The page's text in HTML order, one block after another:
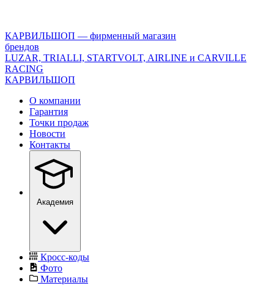
version="1.0"
encoding="utf-
8"?
>
КАРВИЛЬШОП — фирменный магазин
брендов
LUZAR, TRIALLI, STARTVOLT, AIRLINE и CARVILLE
RACING
КАРВИЛЬШОП
О компании
Гарантия
Точки продаж
Новости
Контакты
Академия
Кросс-коды
Фото
Материалы